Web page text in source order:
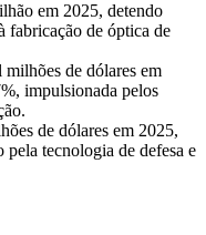
em 2025, detendo
fabricação de óptica de
de dólares em
impulsionada pelos
de dólares em 2025,
tecnologia de defesa e